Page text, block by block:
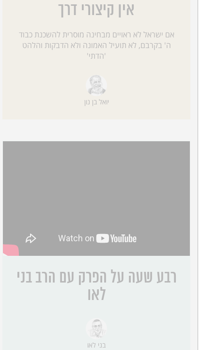
אין קיצורי דרך
אם ישראל לא ראויים מבחינה מוסרית להשכנת כבוד
ה' בקרבם, לא תועיל האמונה ולא הדבקות והלהט
'הדתי'
יואל בן נון
רבע שעה על הפרק עם הרב בני
לאו
בני לאו